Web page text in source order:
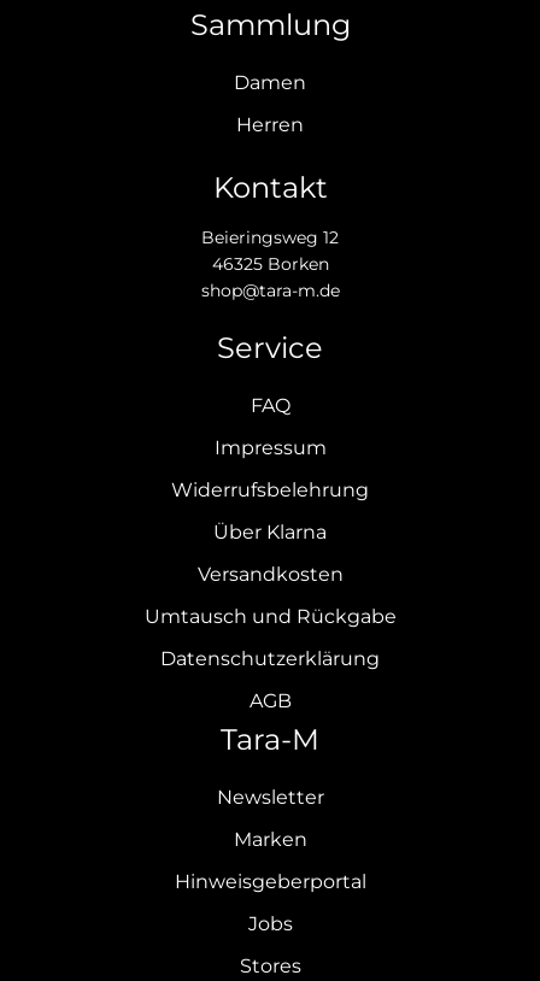
Sammlung
Damen
Herren
Kontakt
Beieringsweg 12
46325 Borken
shop@tara-m.de
Service
FAQ
Impressum
Widerrufsbelehrung
Über Klarna
Versandkosten
Umtausch und Rückgabe
Datenschutzerklärung
AGB
Tara-M
Newsletter
Marken
Hinweisgeberportal
Jobs
Stores